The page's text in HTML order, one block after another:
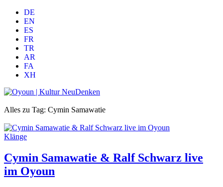
DE
EN
ES
FR
TR
AR
FA
XH
Alles zu Tag: Cymin Samawatie
Klänge
Cymin Samawatie & Ralf Schwarz live
im Oyoun